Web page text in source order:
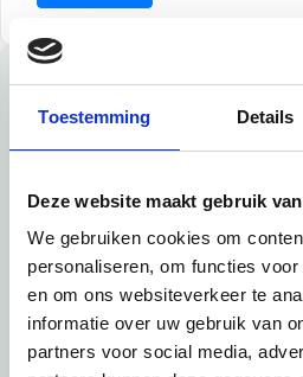
Toestemming Details
Deze website maakt gebruik
We gebruiken cookies om
personaliseren, om functies
en om ons websiteverkeer te
informatie over uw gebruik van
partners voor social media,
Tips
Tip 1:
Schrijf een duidelijke
informatie mee:
Ben je student, werkachtig of